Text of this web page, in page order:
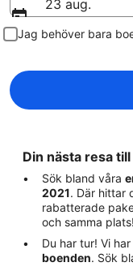
23 aug.
Jag behöver bara
Din nästa resa
Sök bland våra
2021. Där hittar
rabatterade
och samma plats!
Du har tur! Vi har
boenden. Sök